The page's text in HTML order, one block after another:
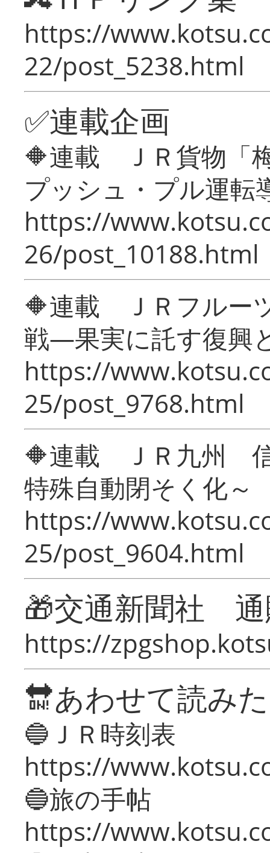
https://
22/post_5238.html
✅連載企画
🔶連載 ＪＲ貨物「
プッシュ・プル運転
https://
26/post_10188.html
🔶連載 ＪＲフルー
戦―果実に託す復興
https://
25/post_9768.html
🔶連載 ＪＲ九州 信
特殊自動閉そく化～
https://
25/post_9604.html
🎁交通新聞社
https://
🔛あわせて読み
🔵ＪＲ時刻表
https://
🔵旅の手帖
https://